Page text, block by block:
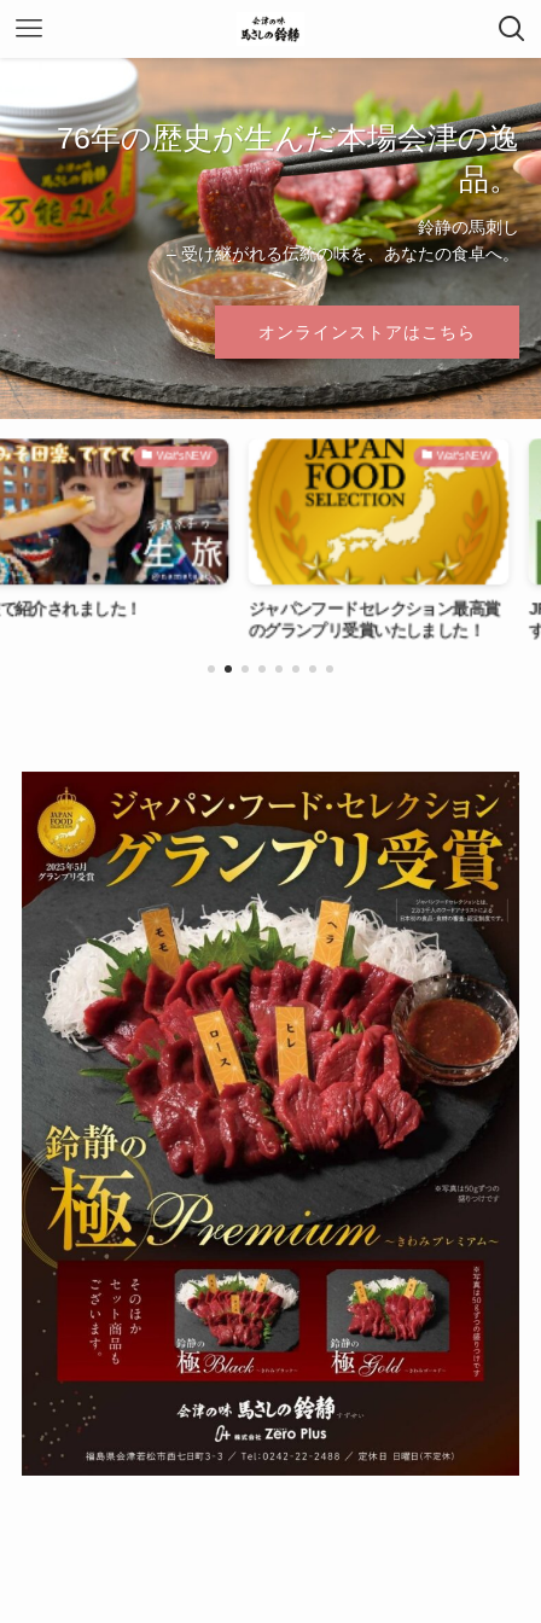
76年の歴史が生んだ本場会津の逸
品。
鈴静の馬刺し
– 受け継がれる伝統の味を、あなたの食卓へ。
オンラインストアはこちら
Wat'sNEW
した！
Wat'sNEW
ジャパンフードセレクション最高賞
のグランプリ受賞いたしました！
JR大宮駅 「
す